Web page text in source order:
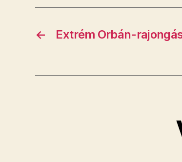
← Extrém Orbán-